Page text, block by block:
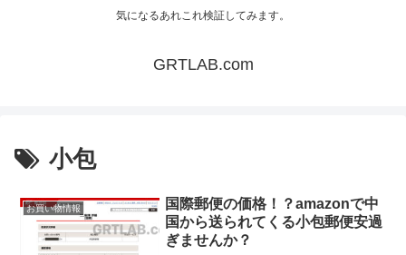
気になるあれこれ検証してみます。
GRTLAB.com
小包
お買い物情報
国際郵便の価格！？amazonで中
国から送られてくる小包郵便安過
ぎませんか？